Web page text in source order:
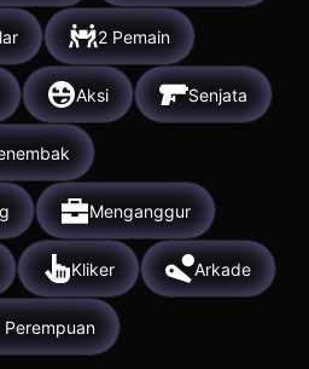
2 Pemain
Aksi Senjata
Menganggur
Kliker Arkade
Perempuan